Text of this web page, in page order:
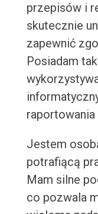
przepisów i
skutecznie
zapewnić
Posiadam
Jestem
potrafiącą
Mam silne
co pozwala